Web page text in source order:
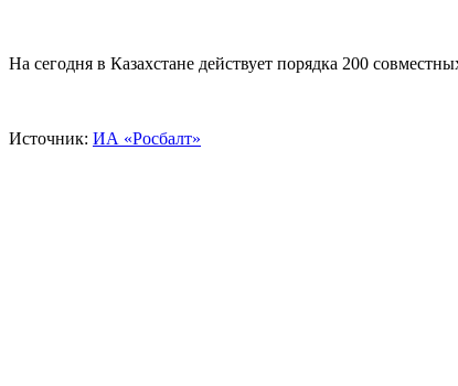
На сегодня в Казахстане действует порядка 200
Источник: ИА «Росбалт»